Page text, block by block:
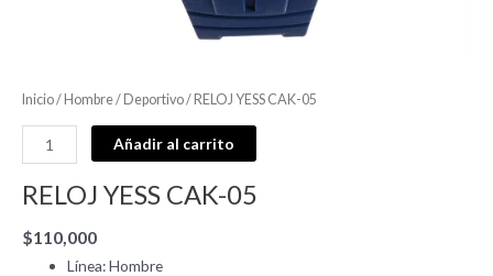
Inicio/Hombre/Deportivo/ RELOJ YESS CAK-05
Añadir al carrito
RELOJ YESS CAK-05
$110,000
Línea: Hombre